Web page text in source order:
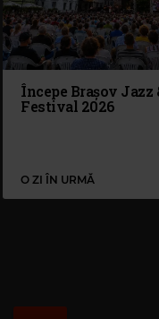
Începe Brașov Jazz
Festival 2026
O ZI ÎN URMĂ